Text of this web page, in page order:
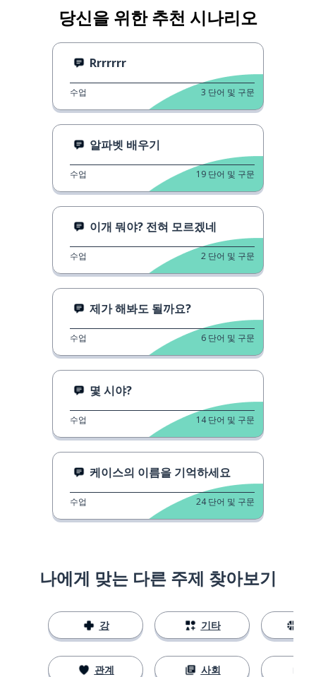
당신을 위한 추천 시나리오
Rrrrrrr
수업 3 단어 및 구문
알파벳 배우기
수업 19 단어 및 구문
이개 뭐야? 전혀 모르겠네
수업 2 단어 및 구문
제가 해봐도 될까요?
수업 6 단어 및 구문
몇 시야?
수업 14 단어 및 구문
케이스의 이름을 기억하세요
수업 24 단어 및 구문
나에게 맞는 다른 주제 찾아보기
강
관계
기타
사회